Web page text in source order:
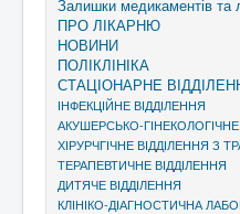
Залишки медикаментів та
ПРО ЛІКАРНЮ
НОВИНИ
ПОЛІКЛІНІКА
СТАЦІОНАРНЕ
ІНФЕКЦІЙНЕ ВІДДІЛЕННЯ
АКУШЕРСЬКО-ГІНЕКОЛОГІЧНЕ
ХІРУРЧГІЧНЕ ВІДДІЛЕННЯ З
ТЕРАПЕВТИЧНЕ ВІДДІЛЕННЯ
ДИТЯЧЕ ВІДДІЛЕННЯ
КЛІНІКО-ДІАГНОСТИЧНА